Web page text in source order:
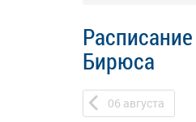
Бирюса
06 августа